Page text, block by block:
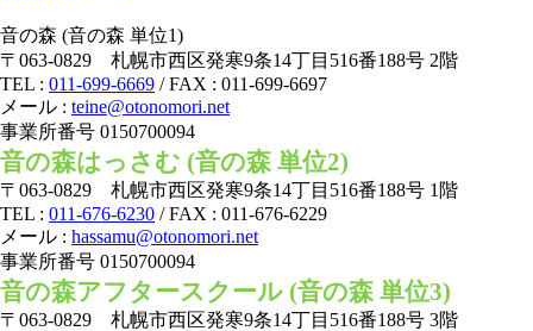
音の森 (音の森 単位1)
〒063-0829 札幌市西区発寒9条14丁目516番188号 2階
TEL : 011-699-6669 / FAX : 011-699-6697
メール : teine@otonomori.net
事業所番号 0150700094
音の森はっさむ (音の森 単位2)
〒063-0829 札幌市西区発寒9条14丁目516番188号 1階
TEL : 011-676-6230 / FAX : 011-676-6229
メール : hassamu@otonomori.net
事業所番号 0150700094
音の森アフタースクール (音の森 単位3)
〒063-0829 札幌市西区発寒9条14丁目516番188号 3階